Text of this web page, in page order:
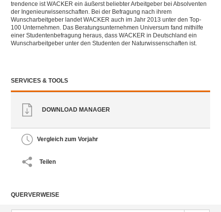
trendence ist WACKER ein äußerst beliebter Arbeitgeber bei Absolventen
der Ingenieurwissenschaften. Bei der Befragung nach ihrem
Wunscharbeitgeber landet WACKER auch im Jahr 2013 unter den Top-
100 Unternehmen. Das Beratungsunternehmen Universum fand mithilfe
einer Studentenbefragung heraus, dass WACKER in Deutschland ein
Wunscharbeitgeber unter den Studenten der Naturwissenschaften ist.
SERVICES & TOOLS
DOWNLOAD MANAGER
Vergleich zum Vorjahr
Teilen
QUERVERWEISE